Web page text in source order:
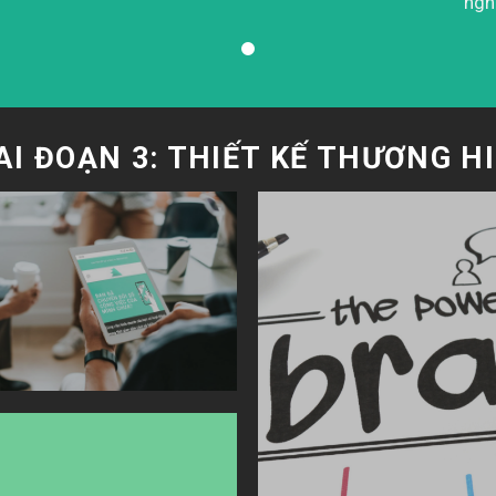
ĐOẠN 3: THIẾT KẾ THƯƠNG